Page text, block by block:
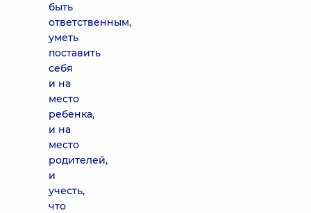
быть
ответственным,
уметь
поставить
себя
и на
место
ребенка,
и на
место
родителей,
и
учесть,
что